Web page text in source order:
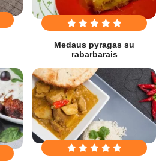
Medaus pyragas su
rabarbarais